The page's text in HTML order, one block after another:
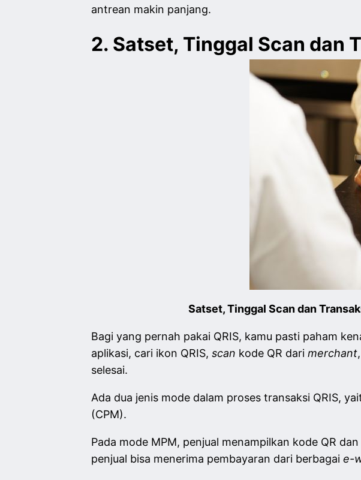
antrean makin panjang.
2. Satset, Tinggal Scan dan
Satset, Tinggal Scan dan
Bagi yang pernah pakai QRIS, kamu pasti paham
aplikasi, cari ikon QRIS, scan kode QR dari merchant
selesai.
Ada dua jenis mode dalam proses transaksi QRIS,
(CPM).
Pada mode MPM, penjual menampilkan kode QR
penjual bisa menerima pembayaran dari berbagai e-